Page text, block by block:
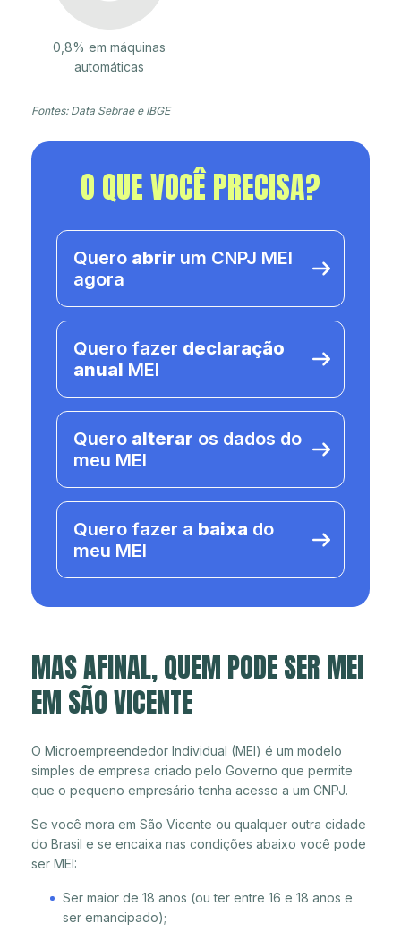
0,8% em máquinas
automáticas
Fontes: Data Sebrae e IBGE
O QUE VOCÊ PRECISA?
Quero abrir um CNPJ MEI
agora
Quero fazer declaração
anual MEI
Quero alterar os dados do
meu MEI
Quero fazer a baixa do
meu MEI
MAS AFINAL, QUEM PODE SER MEI
EM SÃO VICENTE
O Microempreendedor Individual (MEI) é um modelo
simples de empresa criado pelo Governo que permite
que o pequeno empresário tenha acesso a um CNPJ.
Se você mora em São Vicente ou qualquer outra cidade
do Brasil e se encaixa nas condições abaixo você pode
ser MEI:
Ser maior de 18 anos (ou ter entre 16 e 18 anos e
ser emancipado);